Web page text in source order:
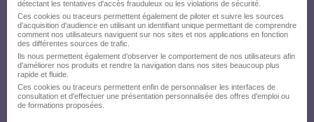
détectant les tentatives d'accès frauduleux ou les violations de sécurité.
Ces cookies ou traceurs permettent également de piloter et suivre les sources
d'acquisition d'audience en utilisant un identifiant unique permettant de comprendre
comment nos utilisateurs naviguent sur nos sites et nos applications en fonction
des différentes sources de trafic.
Ils nous permettent également d’observer le comportement de nos utilisateurs afin
d'améliorer nos produits et rendre la navigation dans nos sites beaucoup plus
rapide et fluide.
Ces cookies ou traceurs permettent enfin de personnaliser les interfaces de
consultation et d'effectuer une présentation personnalisée des offres d'emploi ou
de formations proposées.